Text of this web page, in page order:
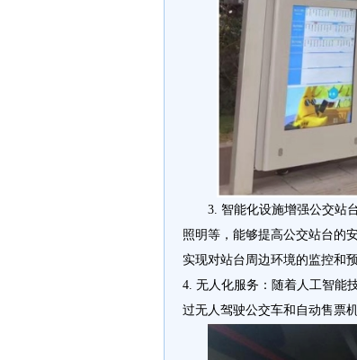
3. 智能化设施增强公交站
照明等，能够提高公交站台的
实现对站台周边环境的监控和
4. 无人化服务：随着人工智能
过无人驾驶公交车和自动售票